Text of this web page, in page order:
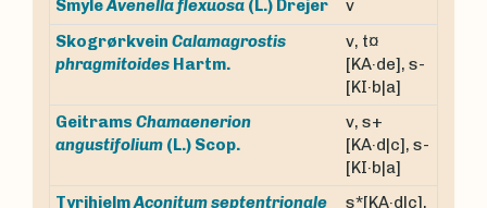
SmyleAvenella flexuosa (L.) Drejer
v
Skogrørkvein Calamagrostis
phragmitoides Hartm.
v, t¤
[KA·de], s-
[KI·b|a]
Geitrams Chamaenerion
angustifolium (L.) Scop.
v, s+
[KA·d|c], s-
[KI·b|a]
TyrihjelmAconitum septentrionale s*[KA·d|c],